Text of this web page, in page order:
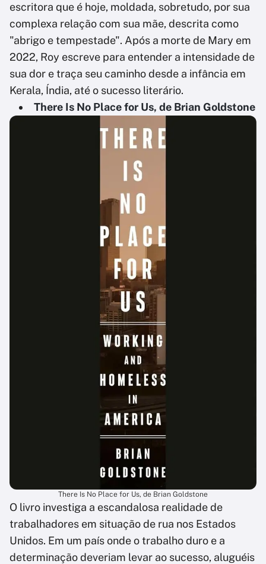
escritora que é hoje, moldada, sobretudo, por sua
complexa relação com sua mãe, descrita como
"abrigo e tempestade". Após a morte de Mary em
2022, Roy escreve para entender a intensidade de
sua dor e traça seu caminho desde a infância em
Kerala, Índia, até o sucesso literário.
There Is No Place for Us, de Brian Goldstone
There Is No Place for Us, de Brian Goldstone
O livro investiga a escandalosa realidade de
trabalhadores em situação de rua nos Estados
Unidos. Em um país onde o trabalho duro e a
determinação deveriam levar ao sucesso, aluguéis